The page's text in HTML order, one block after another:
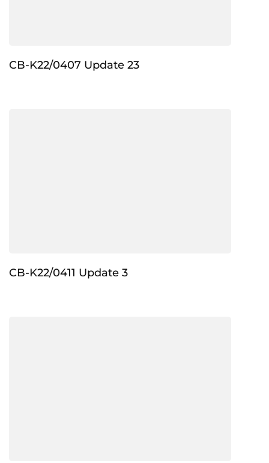
CB-K22/0407 Update 23
CB-K22/0411 Update 3